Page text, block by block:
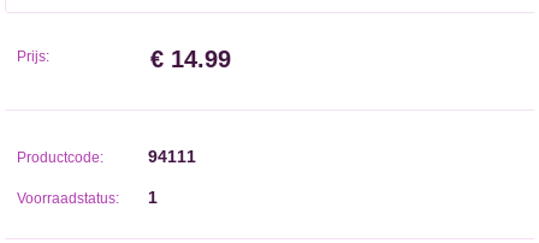
Prijs: € 14.99
Productcode: 94111
Voorraadstatus: 1